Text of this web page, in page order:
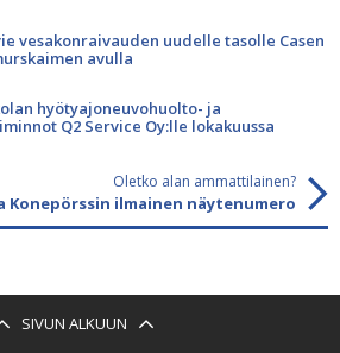
vesakonraivauden uudelle tasolle Casen
avulla
hyötyajoneuvohuolto- ja
Q2 Service Oy:lle lokakuussa
Oletko alan ammattilainen?
Konepörssin ilmainen näytenumero
SIVUN ALKUUN